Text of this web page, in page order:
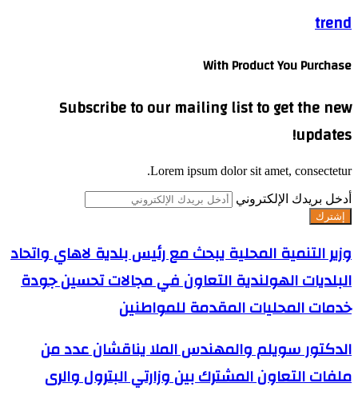
trend
With Product You Purchase
Subscribe to our mailing list to get the new
updates!
Lorem ipsum dolor sit amet, consectetur.
أدخل بريدك الإلكتروني
وزير التنمية المحلية يبحث مع رئيس بلدية لاهاي واتحاد
البلديات الهولندية التعاون في مجالات تحسين جودة
خدمات المحليات المقدمة للمواطنين
الدكتور سويلم والمهندس الملا يناقشان عدد من
ملفات التعاون المشترك بين وزارتي البترول والرى